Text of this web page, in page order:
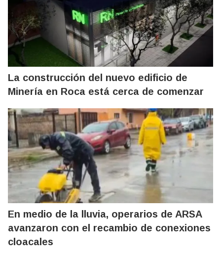
La construcción del nuevo edificio de
Minería en Roca está cerca de comenzar
En medio de la lluvia, operarios de ARSA
avanzaron con el recambio de conexiones
cloacales